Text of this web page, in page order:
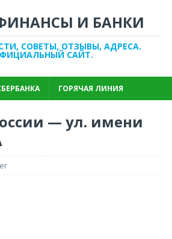
И БАНКИ
СОВЕТЫ, ОТЗЫВЫ, АДРЕСА.
САЙТ.
ГОРЯЧАЯ ЛИНИЯ
— ул. имени